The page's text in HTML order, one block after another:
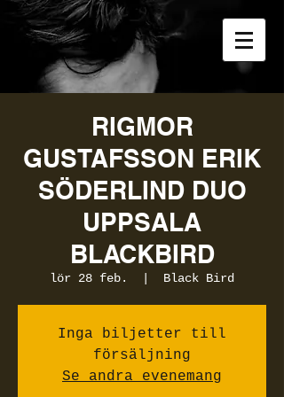
RIGMOR
GUSTAFSSON ERIK
SÖDERLIND DUO
UPPSALA
BLACKBIRD
lör 28 feb. Black Bird
Inga biljetter till
försäljning
Se andra evenemang